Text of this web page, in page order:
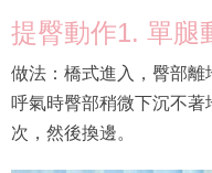
提臀動作1. 單腿
做法：橋式進入，臀部離
呼氣時臀部稍微下沉不
次，然後換邊。